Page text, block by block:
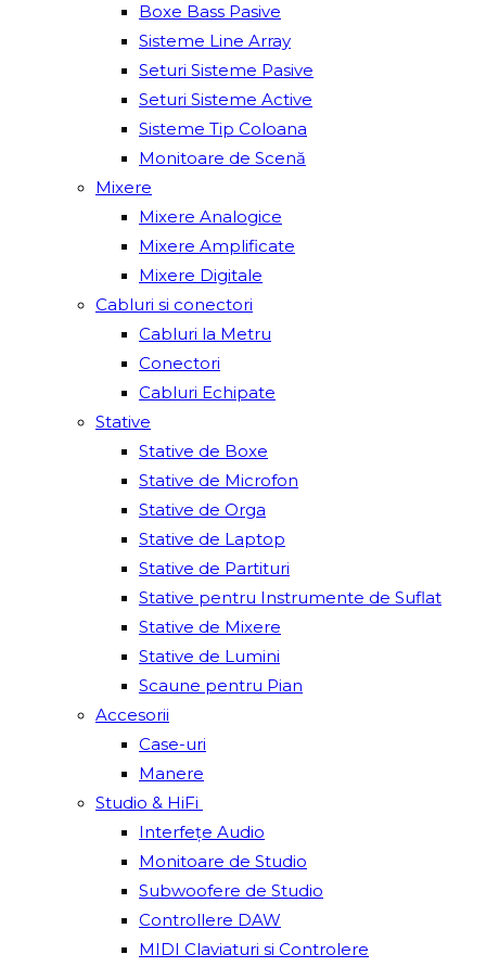
Boxe Bass Pasive
Sisteme Line Array
Seturi Sisteme Pasive
Seturi Sisteme Active
Sisteme Tip Coloana
Monitoare de Scenă
Mixere
Mixere Analogice
Mixere Amplificate
Mixere Digitale
Cabluri si conectori
Cabluri la Metru
Conectori
Cabluri Echipate
Stative
Stative de Boxe
Stative de Microfon
Stative de Orga
Stative de Laptop
Stative de Partituri
Stative pentru Instrumente de Suflat
Stative de Mixere
Stative de Lumini
Scaune pentru Pian
Accesorii
Case-uri
Manere
Studio & HiFi
Interfețe Audio
Monitoare de Studio
Subwoofere de Studio
Controllere DAW
MIDI Claviaturi si Controlere